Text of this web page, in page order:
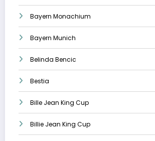
Bayern Monachium
Bayern Munich
Belinda Bencic
Bestia
Bille Jean King Cup
Billie Jean King Cup